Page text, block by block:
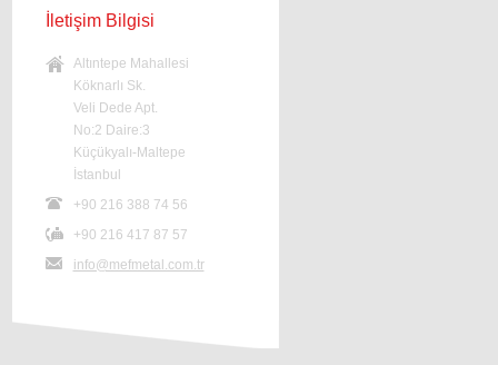
İletişim Bilgisi
Altıntepe Mahallesi
Köknarlı Sk.
Veli Dede Apt.
No:2 Daire:3
Küçükyalı-Maltepe
İstanbul
+90 216 388 74 56
+90 216 417 87 57
info@mefmetal.com.tr